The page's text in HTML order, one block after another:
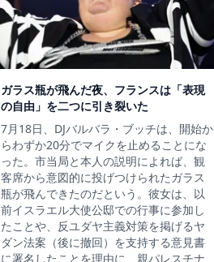
ガラス瓶が飛んだ夜、フランスは「表現
の自由」を二つに引き裂いた
7月18日、DJバルバラ・ブッチは、開始か
らわずか20分でマイクを止めることにな
った。市当局と本人の説明によれば、観
客席から意図的に投げつけられたガラス
瓶が飛んできたのだという。彼女は、以
前イスラエル大使公邸での行事に参加し
たことや、反ユダヤ主義対策を掲げるヤ
ダン法案（後に撤回）を支持する意見書
に署名したことを理由に、親パレスチナ